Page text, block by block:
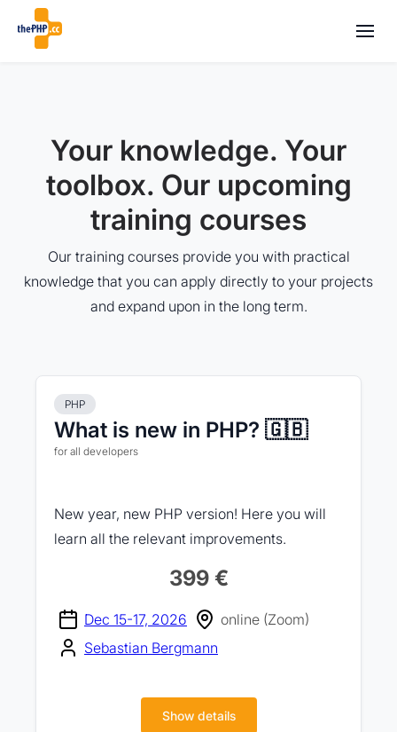
Your knowledge. Your
toolbox. Our upcoming
training courses
Our training courses provide you with practical
knowledge that you can apply directly to your projects
and expand upon in the long term.
PHP
What is new in PHP? 🇬🇧
for all developers
New year, new PHP version! Here you will
learn all the relevant improvements.
399 €
Dec 15-17, 2026
online (Zoom)
Sebastian Bergmann
Show details